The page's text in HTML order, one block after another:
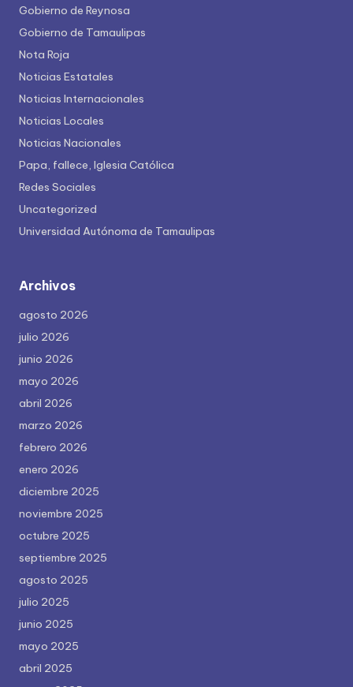
Gobierno de Reynosa
Gobierno de Tamaulipas
Nota Roja
Noticias Estatales
Noticias Internacionales
Noticias Locales
Noticias Nacionales
Papa, fallece, Iglesia Católica
Redes Sociales
Uncategorized
Universidad Autónoma de Tamaulipas
Archivos
agosto 2026
julio 2026
junio 2026
mayo 2026
abril 2026
marzo 2026
febrero 2026
enero 2026
diciembre 2025
noviembre 2025
octubre 2025
septiembre 2025
agosto 2025
julio 2025
junio 2025
mayo 2025
abril 2025